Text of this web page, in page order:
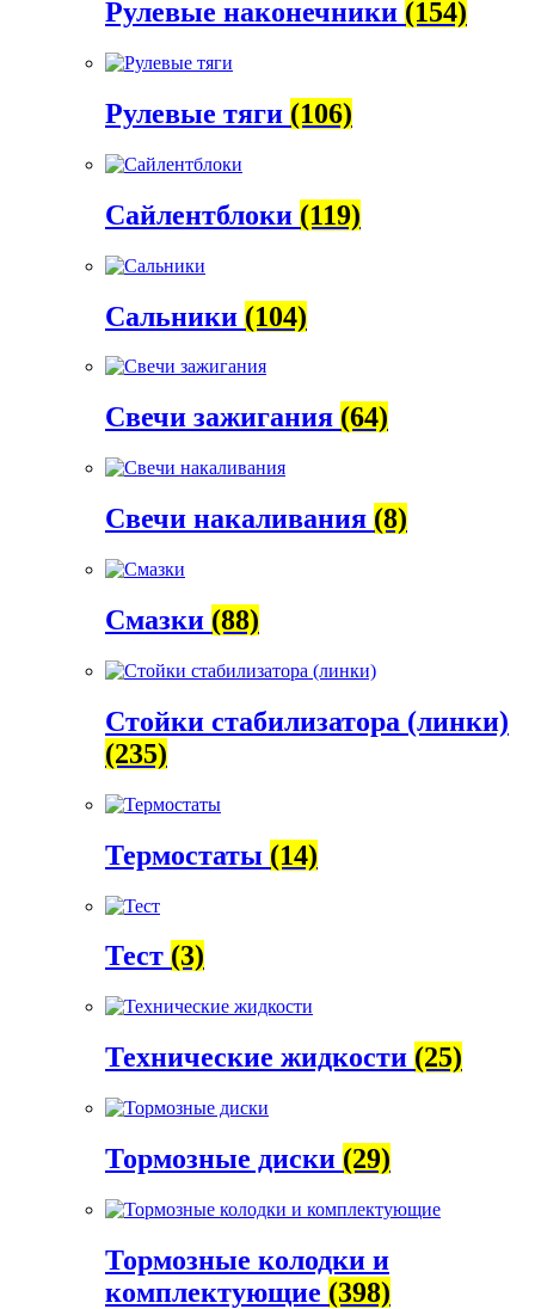
Рулевые наконечники (154)
Рулевые тяги (106)
Сайлентблоки (119)
Сальники (104)
Свечи зажигания (64)
Свечи накаливания (8)
Смазки (88)
Стойки стабилизатора (линки)
(235)
Термостаты (14)
Тест (3)
Технические жидкости (25)
Тормозные диски (29)
Тормозные колодки и
комплектующие (398)